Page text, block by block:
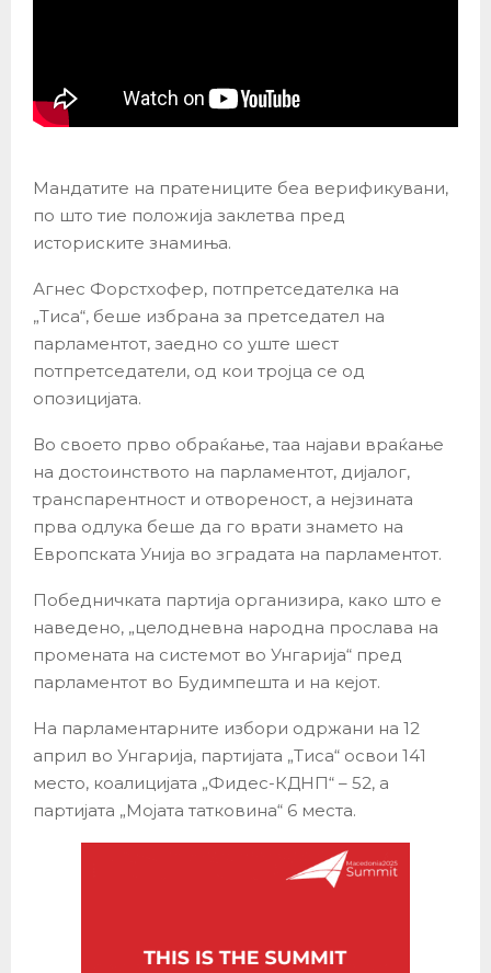
Мандатите на пратениците беа верификувани,
по што тие положија заклетва пред
историските знамиња.
Агнес Форстхофер, потпретседателка на
„Тиса“, беше избрана за претседател на
парламентот, заедно со уште шест
потпретседатели, од кои тројца се од
опозицијата.
Во своето прво обраќање, таа најави враќање
на достоинството на парламентот, дијалог,
транспарентност и отвореност, а нејзината
прва одлука беше да го врати знамето на
Европската Унија во зградата на парламентот.
Победничката партија организира, како што е
наведено, „целодневна народна прослава на
промената на системот во Унгарија“ пред
парламентот во Будимпешта и на кејот.
На парламентарните избори одржани на 12
април во Унгарија, партијата „Тиса“ освои 141
место, коалицијата „Фидес-КДНП“ – 52, а
партијата „Мојата татковина“ 6 места.